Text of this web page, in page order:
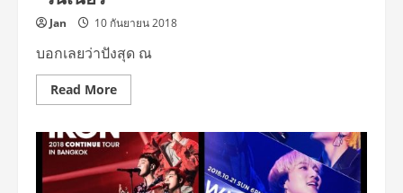
Jan 10 กันยายน 2018
บอกเลยว่าปังสุด ณ
Read MoreRead
more
คอนเสิร์ต
“คอ
นทิ
นิ
ว